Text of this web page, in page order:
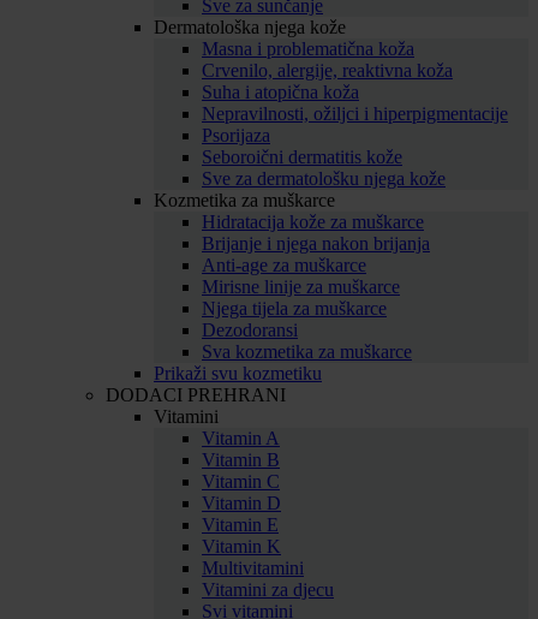
Sve za sunčanje
Dermatološka njega kože
Masna i problematična koža
Crvenilo, alergije, reaktivna koža
Suha i atopična koža
Nepravilnosti, ožiljci i hiperpigmentacije
Psorijaza
Seboroični dermatitis kože
Sve za dermatološku njega kože
Kozmetika za muškarce
Hidratacija kože za muškarce
Brijanje i njega nakon brijanja
Anti-age za muškarce
Mirisne linije za muškarce
Njega tijela za muškarce
Dezodoransi
Sva kozmetika za muškarce
Prikaži svu kozmetiku
DODACI PREHRANI
Vitamini
Vitamin A
Vitamin B
Vitamin C
Vitamin D
Vitamin E
Vitamin K
Multivitamini
Vitamini za djecu
Svi vitamini